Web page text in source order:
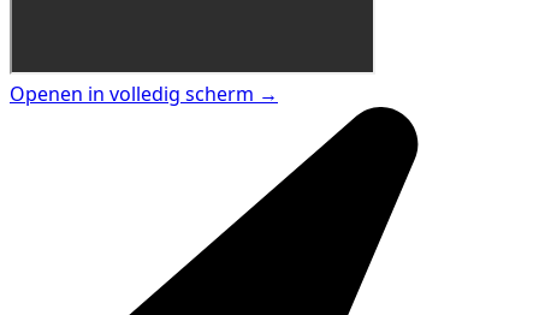
Openen in volledig scherm →